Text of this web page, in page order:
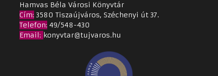
Hamvas Béla Városi Könyvtár
Cím: 3580 Tiszaújváros, Széchenyi út 37.
Telefon: 49/548-430
Email: konyvtar@tujvaros.hu